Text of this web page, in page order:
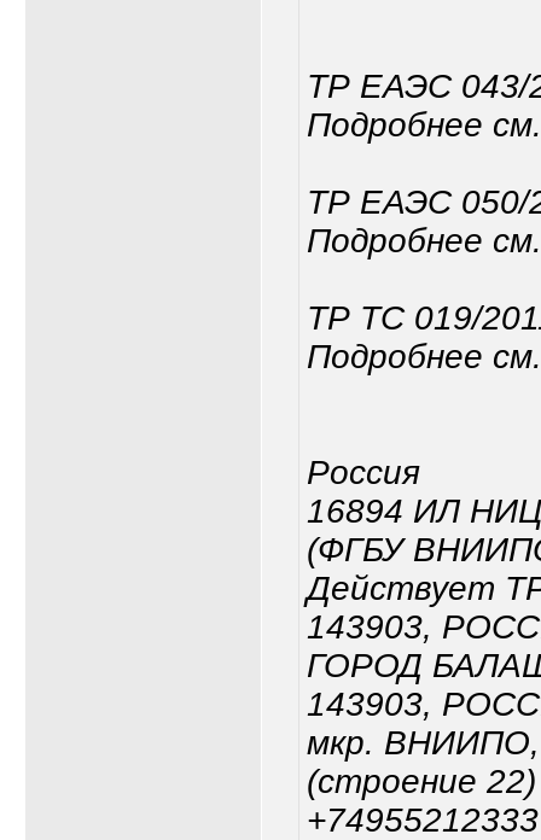
ТР ЕАЭС 043/
Подробнее
ТР ЕАЭС 050/
Подробнее
ТР ТС 019/
Подробнее
Россия
16894 ИЛ
(ФГБУ
Действует
143903,
ГОРОД
143903,
мкр. ВНИИПО,
(строение
+74955212333